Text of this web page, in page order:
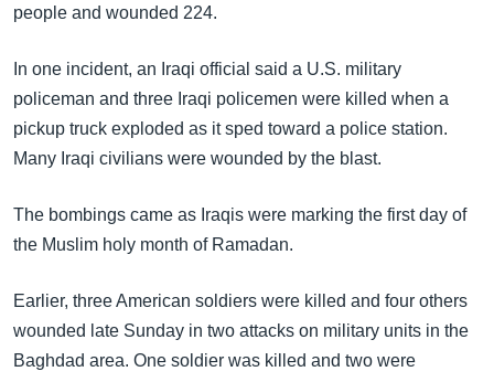
ကျော်
people and wounded 224.
In one incident, an Iraqi official said a U.S. military
policeman and three Iraqi policemen were killed when a
pickup truck exploded as it sped toward a police station.
Many Iraqi civilians were wounded by the blast.
The bombings came as Iraqis were marking the first day of
the Muslim holy month of Ramadan.
Earlier, three American soldiers were killed and four others
wounded late Sunday in two attacks on military units in the
Baghdad area. One soldier was killed and two were